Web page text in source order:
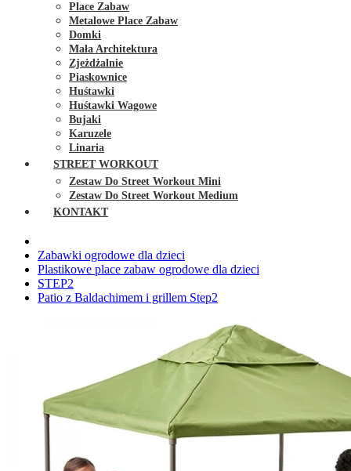
Place Zabaw
Metalowe Place Zabaw
Domki
Mała Architektura
Zjeżdżalnie
Piaskownice
Huśtawki
Huśtawki Wagowe
Bujaki
Karuzele
Linaria
STREET WORKOUT
Zestaw Do Street Workout Mini
Zestaw Do Street Workout Medium
KONTAKT
Zabawki ogrodowe dla dzieci
Plastikowe place zabaw ogrodowe dla dzieci
STEP2
Patio z Baldachimem i grillem Step2